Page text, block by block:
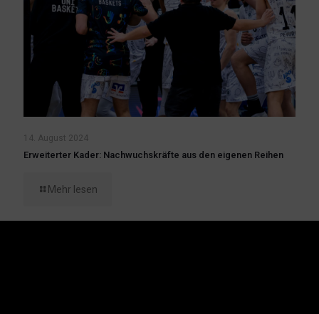
14. August 2024
Erweiterter Kader: Nachwuchskräfte aus den eigenen Reihen
Mehr lesen